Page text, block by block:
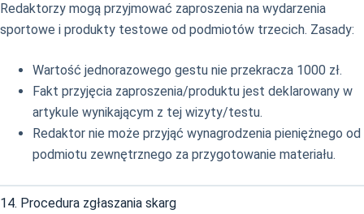
Redaktorzy mogą przyjmować zaproszenia na wydarzenia
sportowe i produkty testowe od podmiotów trzecich. Zasady:
Wartość jednorazowego gestu nie przekracza 1000 zł.
Fakt przyjęcia zaproszenia/produktu jest deklarowany w
artykule wynikającym z tej wizyty/testu.
Redaktor nie może przyjąć wynagrodzenia pieniężnego od
podmiotu zewnętrznego za przygotowanie materiału.
14. Procedura zgłaszania skarg